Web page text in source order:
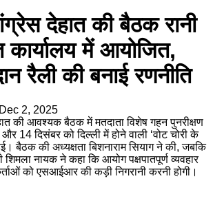
देहात की बैठक रानी
कार्यालय में आयोजित,
रैली की बनाई रणनीति
Dec 2, 2025
की आवश्यक बैठक में मतदाता विशेष गहन पुनरीक्षण
14 दिसंबर को दिल्ली में होने वाली ‘वोट चोरी के
बैठक की अध्यक्षता बिशनाराम सियाग ने की, जबकि
शिमला नायक ने कहा कि आयोग पक्षपातपूर्ण व्यवहार
को एसआईआर की कड़ी निगरानी करनी होगी।